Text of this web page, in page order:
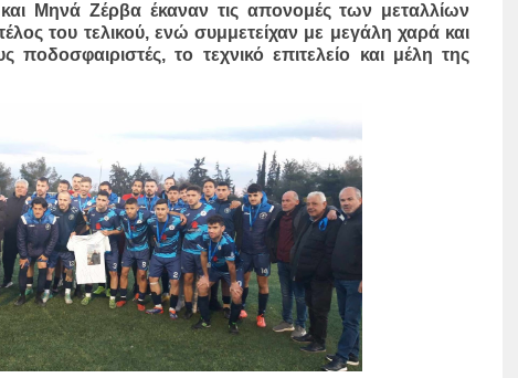
Μηνά Ζέρβα έκαναν τις απονομές των μεταλλίων
του τελικού, ενώ συμμετείχαν με μεγάλη χαρά και
το τεχνικό επιτελείο και μέλη της